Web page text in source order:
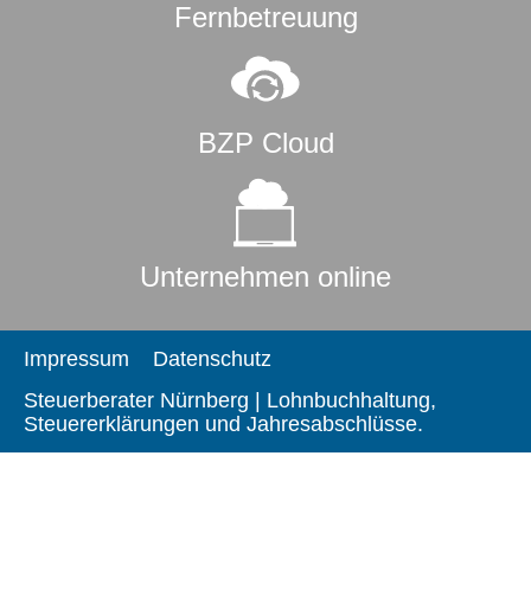
Fernbetreuung
BZP Cloud
Unternehmen online
Impressum
Datenschutz
Steuerberater Nürnberg | Lohnbuchhaltung,
Steuererklärungen und Jahresabschlüsse.